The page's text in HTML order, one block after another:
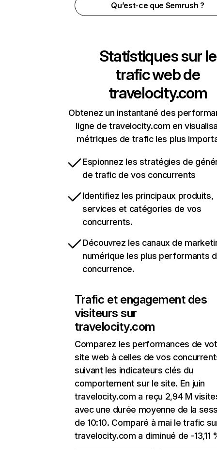
Qu’est-ce que Semrush ?
Statistiques sur le
trafic web de
travelocity.com
Obtenez un instantané des
ligne de travelocity.com en
métriques de trafic les plus
Espionnez les stratégies de
de trafic de vos concurrents
Identifiez les principaux produits,
services et catégories de vos
concurrents.
Découvrez les canaux de
numérique les plus performants
concurrence.
Trafic et engagement des
visiteurs sur
travelocity.com
Comparez les performances de
site web à celles de vos
suivant les indicateurs clés du
comportement sur le site. En juin
travelocity.com a reçu 2,94 M
avec une durée moyenne de la
de 10:10. Comparé à mai le trafic
travelocity.com a diminué de -13,11